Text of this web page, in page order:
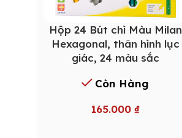
Hộp 24 Bút chì Màu Milan
Hexagonal, thân hình lục
giác, 24 màu sắc
Còn Hàng
165.000₫